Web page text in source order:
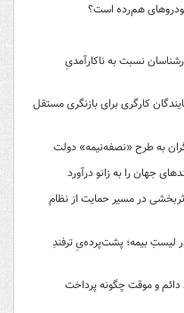
هم‌رده است؟
نسبت به ناکارآمدیِ
کارگری برای بازنگری مستقل
به طرح «نصفه‌نیمه» دولت
جهان را به زانو درآورد
در مسیر حمایت از نظام
لیستِ بیمه؛ پشت‌پرده‌یِ ترفندِ
دائم و موقت چگونه پرداخت